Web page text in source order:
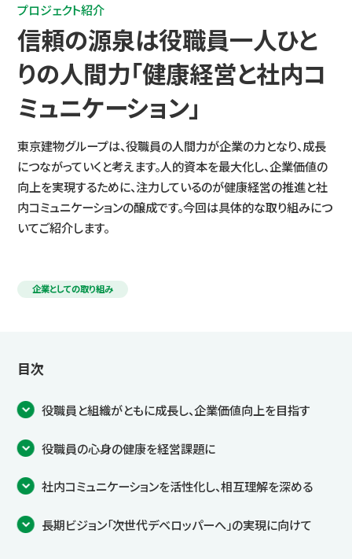
コミュニケーション活動
ニュース
お問い合わせ
プロジェクト紹介
信頼の源泉は役職員一人ひと
りの人間力「健康経営と社内コ
ミュニケーション」
東京建物グループは、役職員の人間力が企業の力となり、成長
につながっていくと考えます。人的資本を最大化し、企業価値の
向上を実現するために、注力しているのが健康経営の推進と社
内コミュニケーションの醸成です。今回は具体的な取り組みにつ
いてご紹介します。
企業としての取り組み
目次
役職員と組織がともに成長し、企業価値向上を目指す
役職員の心身の健康を経営課題に
社内コミュニケーションを活性化し、相互理解を深める
長期ビジョン「次世代デベロッパーへ」の実現に向けて